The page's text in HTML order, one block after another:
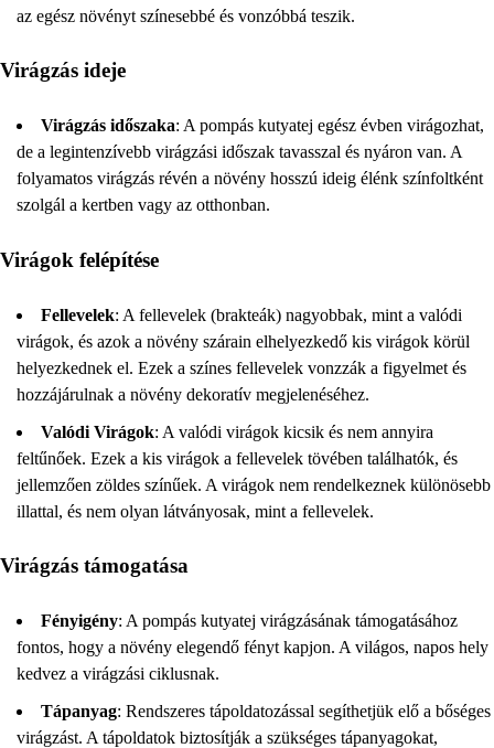
az egész növényt színesebbé és vonzóbbá teszik.
Virágzás ideje
Virágzás időszaka: A pompás kutyatej egész évben virágozhat,
de a legintenzívebb virágzási időszak tavasszal és nyáron van. A
folyamatos virágzás révén a növény hosszú ideig élénk színfoltként
szolgál a kertben vagy az otthonban.
Virágok felépítése
Fellevelek: A fellevelek (brakteák) nagyobbak, mint a valódi
virágok, és azok a növény szárain elhelyezkedő kis virágok körül
helyezkednek el. Ezek a színes fellevelek vonzzák a figyelmet és
hozzájárulnak a növény dekoratív megjelenéséhez.
Valódi Virágok: A valódi virágok kicsik és nem annyira
feltűnőek. Ezek a kis virágok a fellevelek tövében találhatók, és
jellemzően zöldes színűek. A virágok nem rendelkeznek különösebb
illattal, és nem olyan látványosak, mint a fellevelek.
Virágzás támogatása
Fényigény: A pompás kutyatej virágzásának támogatásához
fontos, hogy a növény elegendő fényt kapjon. A világos, napos hely
kedvez a virágzási ciklusnak.
Tápanyag: Rendszeres tápoldatozással segíthetjük elő a bőséges
virágzást. A tápoldatok biztosítják a szükséges tápanyagokat,